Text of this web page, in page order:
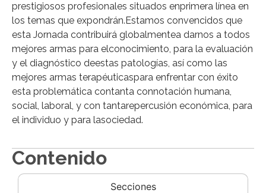
prestigiosos profesionales situados enprimera línea en
los temas que expondrán.Estamos convencidos que
esta Jornada contribuirá globalmentea darnos a todos
mejores armas para elconocimiento, para la evaluación
y el diagnóstico deestas patologías, así como las
mejores armas terapéuticaspara enfrentar con éxito
esta problemática contanta connotación humana,
social, laboral, y con tantarepercusión económica, para
el individuo y para lasociedad.
Contenido
Secciones